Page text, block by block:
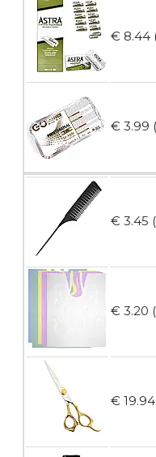
броя
Пила
€ 8.44
€ 3.99
€ 3.45
€ 3.20
€